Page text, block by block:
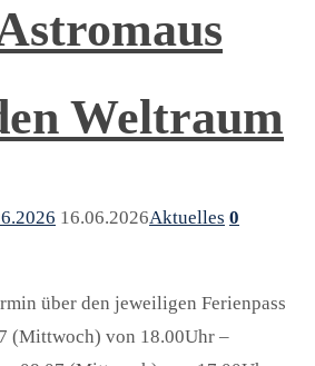
Weltraum
16.06.2026Aktuelles 0
über den jeweiligen Ferienpass
(Mittwoch) von 18.00Uhr –